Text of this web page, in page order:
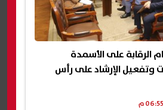
الرقابة على الأسمدة
وتفعيل الإرشاد على رأس